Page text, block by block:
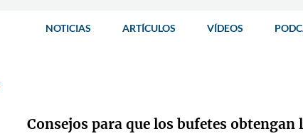
NOTICIAS ARTÍCULOS VÍDEOS
Consejos para que los bufetes